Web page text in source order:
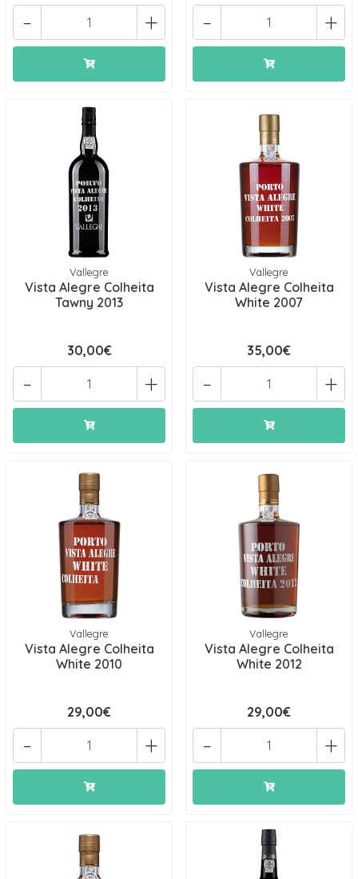
+
- +
-
Vallegre
Vista Alegre Colheita
Tawny 2013
30,00€
+
-
Vallegre
Vista Alegre Colheita
White 2007
35,00€
+
-
Vallegre
Vista Alegre Colheita
White 2010
29,00€
+
-
Vallegre
Vista Alegre Colheita
White 2012
29,00€
+
-